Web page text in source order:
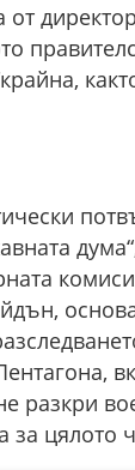
от
разкри
за цялото